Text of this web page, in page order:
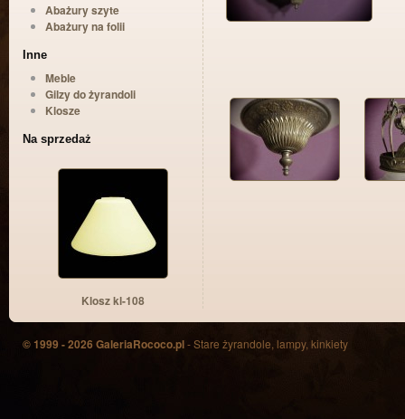
Abażury szyte
Abażury na folii
Inne
Meble
Gilzy do żyrandoli
Klosze
Na sprzedaż
Klosz kl-108
© 1999 - 2026 GaleriaRococo.pl- Stare żyrandole, lampy, kinkiety